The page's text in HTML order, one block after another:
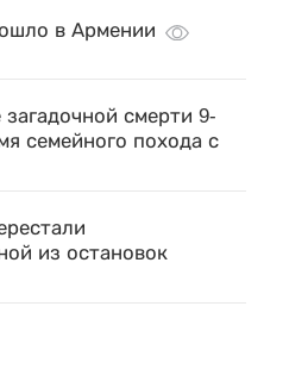
в Армении
смерти 9-
семейного похода с
из остановок